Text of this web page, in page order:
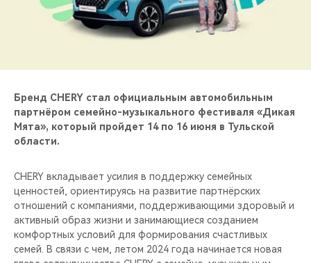
CHERY И СПОРТ
НАШИ МЕРОПРИЯТИЯ
ВИДЕООБЗОРЫ
CHERY ДЛЯ ДЕТЕЙ
Бренд CHERY стал официальным автомобильным
партнёром семейно-музыкального фестиваля «Дикая
Мята», который пройдет 14 по 16 июня в Тульской
области.
CHERY вкладывает усилия в поддержку семейных
ценностей, ориентируясь на развитие партнёрских
отношений с компаниями, поддерживающими здоровый и
активный образ жизни и занимающиеся созданием
комфортных условий для формирования счастливых
семей. В связи с чем, летом 2024 года начинается новая